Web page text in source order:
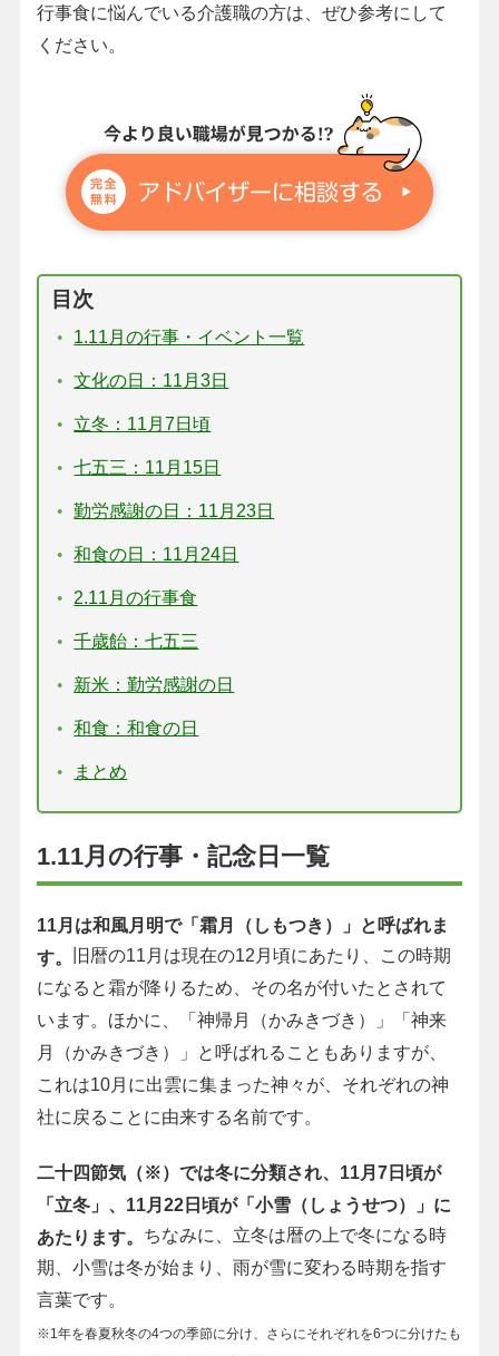
行事食に悩んでいる介護職の方は、ぜひ参考にして
ください。
目次
1.11月の行事・イベント一覧
文化の日：11月3日
立冬：11月7日頃
七五三：11月15日
勤労感謝の日：11月23日
和食の日：11月24日
2.11月の行事食
千歳飴：七五三
新米：勤労感謝の日
和食：和食の日
まとめ
1.11月の行事・記念日一覧
11月は和風月明で「霜月（しもつき）」と呼ばれま
す。
旧暦の11月は現在の12月頃にあたり、この時期
になると霜が降りるため、その名が付いたとされて
います。ほかに、「神帰月（かみきづき）」「神来
月（かみきづき）」と呼ばれることもありますが、
これは10月に出雲に集まった神々が、それぞれの神
社に戻ることに由来する名前です。
二十四節気（※）では冬に分類され、11月7日頃が
「立冬」、11月22日頃が「小雪（しょうせつ）」に
あたります。 ちなみに、立冬は暦の上で冬になる時
期、小雪は冬が始まり、雨が雪に変わる時期を指す
言葉です。
※1年を春夏秋冬の4つの季節に分け、さらにそれぞれを6つに分けたも